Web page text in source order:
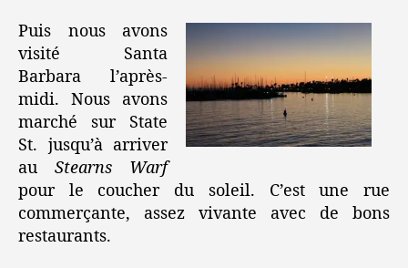
Puis nous avons
visité Santa
Barbara l’après-
midi. Nous avons
marché sur State
St. jusqu’à arriver
au Stearns Warf
pour le coucher du soleil. C’est une rue
commerçante, assez vivante avec de bons
restaurants.